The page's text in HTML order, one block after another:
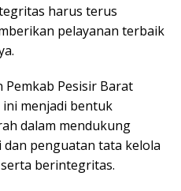
harus terus
pelayanan terbaik
Pesisir Barat
menjadi bentuk
dalam mendukung
penguatan tata kelola
berintegritas.